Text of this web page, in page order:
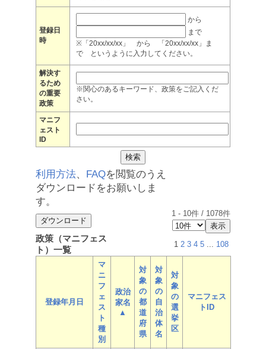
登録日
時
から
まで
※「20xx/xx/xx」 から 「20xx/xx/xx」ま
で というように入力してください。
解決す
るため
の重要
政策
※関心のあるキーワード、政策をご記入くだ
さい。
マニフ
ェスト
ID
利用方法、 FAQを閲覧のうえ
ダウンロードをお願いしま
す。
1 - 10件 / 1078件
政策（マニフェス
ト）一覧
1 2 3 4 5 ... 108
登録年月日
マ
ニ
フ
ェ
ス
ト
種
別
政治
家名
▲
対
象
の
都
道
府
県
対
象
の
自
治
体
名
対
象
の
選
挙
区
マニフェス
トID